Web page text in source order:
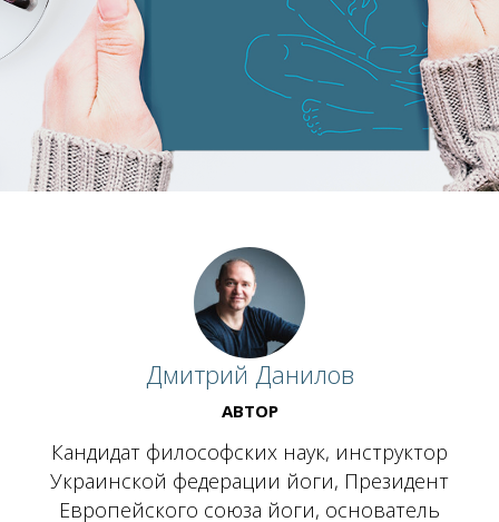
Дмитрий Данилов
АВТОР
Кандидат философских наук, инструктор
Украинской федерации йоги, Президент
Европейского союза йоги, основатель